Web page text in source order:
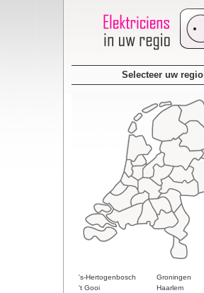
Selecteer uw regio
's-Hertogenbosch
Groningen
't Gooi
Haarlem